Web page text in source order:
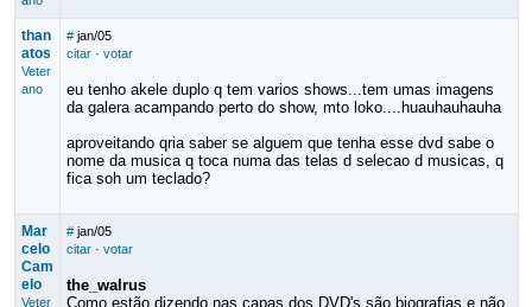
than
atos
Veter
ano
# jan/05
citar· votar
eu tenho akele duplo q tem varios shows...tem umas imagens
da galera acampando perto do show, mto loko....huauhauhauha
aproveitando qria saber se alguem que tenha esse dvd sabe o
nome da musica q toca numa das telas d selecao d musicas, q
fica soh um teclado?
Mar
celo
Cam
elo
Veter
# jan/05
citar· votar
the_walrus
Como estão dizendo nas capas dos DVD's,são biografias e não